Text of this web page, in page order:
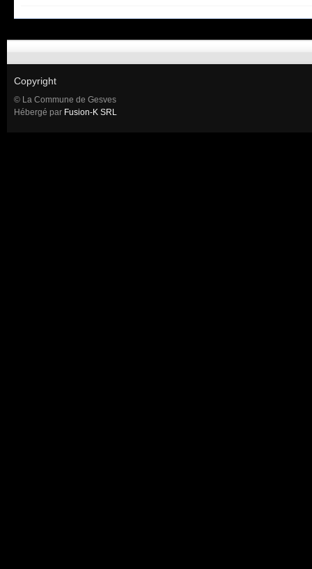
Copyright
© La Commune de Gesves
Hébergé par Fusion-K SRL